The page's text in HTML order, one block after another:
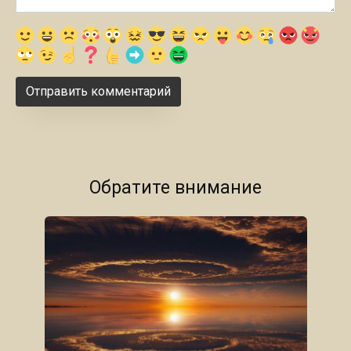
Обратите внимание